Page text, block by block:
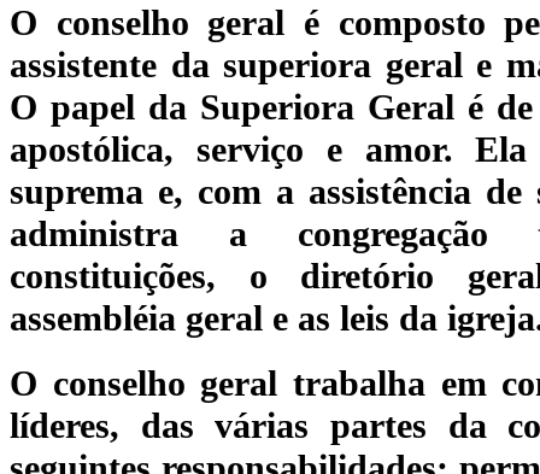
O conselho geral é composto
assistente da superiora geral e
O papel da Superiora Geral é
apostólica, serviço e amor.
suprema e, com a assistência
administra a congregação
constituições, o diretório
assembléia geral e as leis da
O conselho geral trabalha em
líderes, das várias partes da